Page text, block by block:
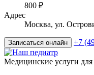
800 ₽
Адрес
Москва, ул.
Записаться онлайн +7
Медицинские услуги для